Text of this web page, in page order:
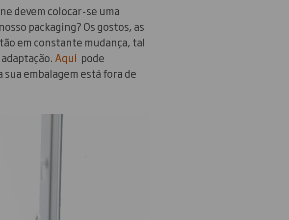
devem colocar-se uma
packaging? Os gostos, as
em constante mudança, tal
Aqui pode
embalagem está fora de